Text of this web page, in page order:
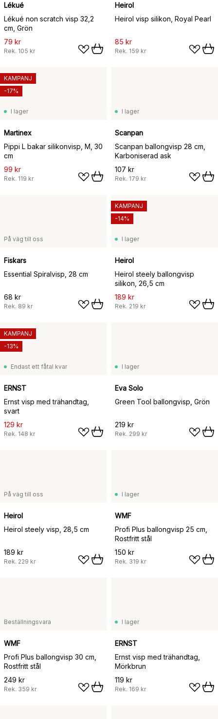
Lékué
Lékué non scratch visp 32,2
cm, Grön
79 kr
Rek. 105 kr
Heirol
Heirol visp silikon, Royal Pearl
85 kr
Rek. 159 kr
I lager
Martinex
Pippi L bakar silikonvisp, M, 30
cm
99 kr
Rek. 119 kr
KAMPANJ
-17%
I lager
Scanpan
Scanpan ballongvisp 28 cm,
Karboniserad ask
107 kr
Rek. 179 kr
På väg till oss
Fiskars
Essential Spiralvisp, 28 cm
68 kr
Rek. 89 kr
I lager
Heirol
Heirol steely ballongvisp
silikon, 26,5 cm
189 kr
Rek. 219 kr
KAMPANJ
-14%
Endast ett fåtal kvar
ERNST
Ernst visp med trähandtag,
svart
129 kr
Rek. 148 kr
KAMPANJ
-13%
I lager
Eva Solo
Green Tool ballongvisp, Grön
219 kr
Rek. 299 kr
På väg till oss
Heirol
Heirol steely visp, 28,5 cm
189 kr
Rek. 229 kr
I lager
WMF
Profi Plus ballongvisp 25 cm,
Rostfritt stål
150 kr
Rek. 319 kr
Beställningsvara
WMF
Profi Plus ballongvisp 30 cm,
Rostfritt stål
249 kr
Rek. 359 kr
I lager
ERNST
Ernst visp med trähandtag,
Mörkbrun
119 kr
Rek. 169 kr